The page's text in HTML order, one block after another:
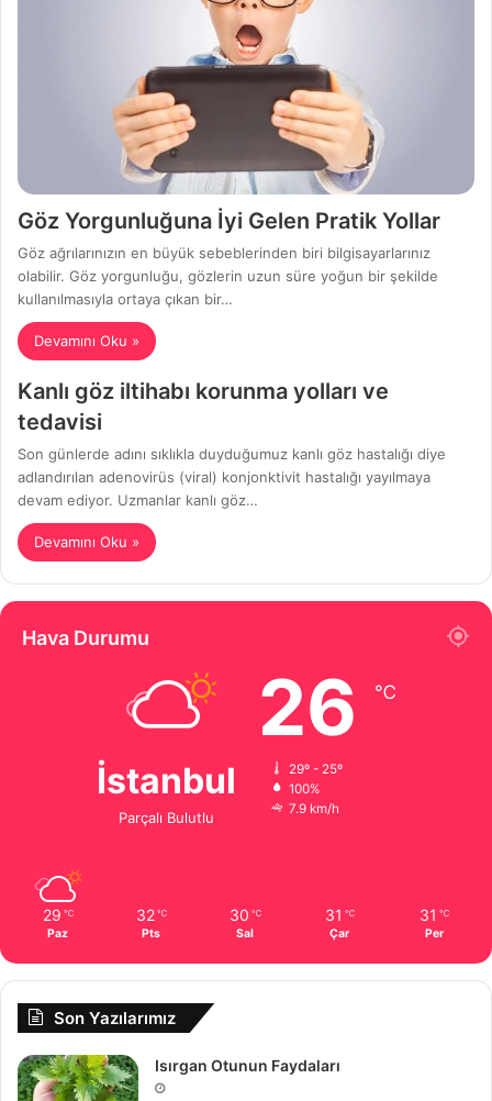
Göz Yorgunluğuna İyi Gelen Pratik Yollar
Göz ağrılarınızın en büyük sebeblerinden biri bilgisayarlarınız
olabilir. Göz yorgunluğu, gözlerin uzun süre yoğun bir şekilde
kullanılmasıyla ortaya çıkan bir…
Devamını Oku »
Kanlı göz iltihabı korunma yolları ve
tedavisi
Son günlerde adını sıklıkla duyduğumuz kanlı göz hastalığı diye
adlandırılan adenovirüs (viral) konjonktivit hastalığı yayılmaya
devam ediyor. Uzmanlar kanlı göz…
Devamını Oku »
Hava Durumu
İstanbul
Parçalı Bulutlu
26 ℃
29º - 25º
100%
7.9 km/h
29 ℃
Paz
32 ℃
Pts
30 ℃
Sal
31 ℃
Çar
31 ℃
Per
Son Yazılarımız
Isırgan Otunun Faydaları